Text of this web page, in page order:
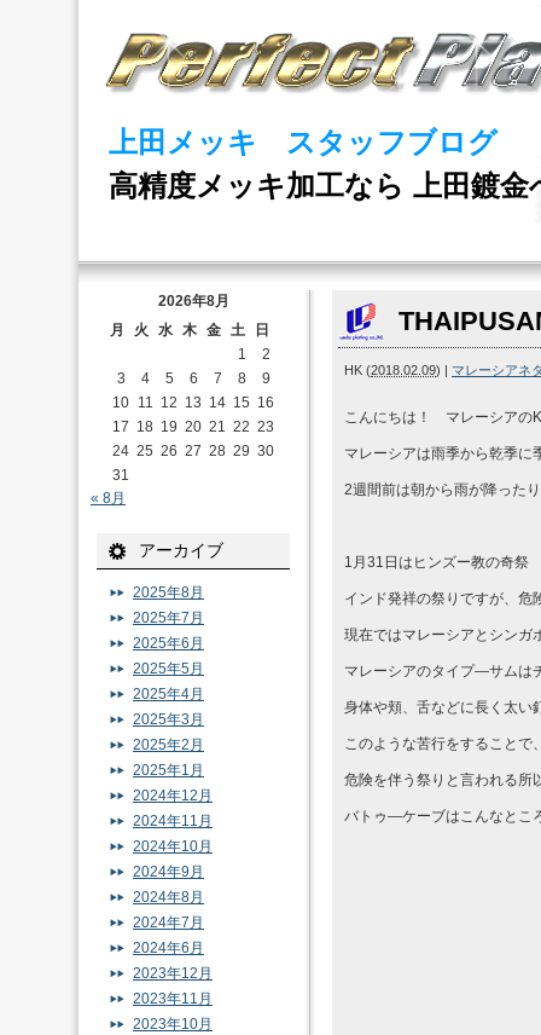
上田メッキ スタッフブログ
高精度メッキ加工なら 上田鍍金
HK (2018.02.09) | マレーシアネ
こんにちは！ マレーシアの
マレーシアは雨季から乾季に
2週間前は朝から雨が降った
1月31日はヒンズー教の奇
インド発祥の祭りですが、危
現在ではマレーシアとシンガ
マレーシアのタイプ―サムは
身体や頬、舌などに長く太い
このような苦行をすることで
危険を伴う祭りと言われる所
バトゥ―ケーブはこんなとこ
2026年8月
月
火 水 木 金 土
日
1
2
3
4 5 6 7 8
9
10 11 12 13 14 15 16
17 18 19 20 21 22 23
24 25 26 27 28 29 30
31
« 8月
アーカイブ
2025年8月
2025年7月
2025年6月
2025年5月
2025年4月
2025年3月
2025年2月
2025年1月
2024年12月
2024年11月
2024年10月
2024年9月
2024年8月
2024年7月
2024年6月
2023年12月
2023年11月
2023年10月